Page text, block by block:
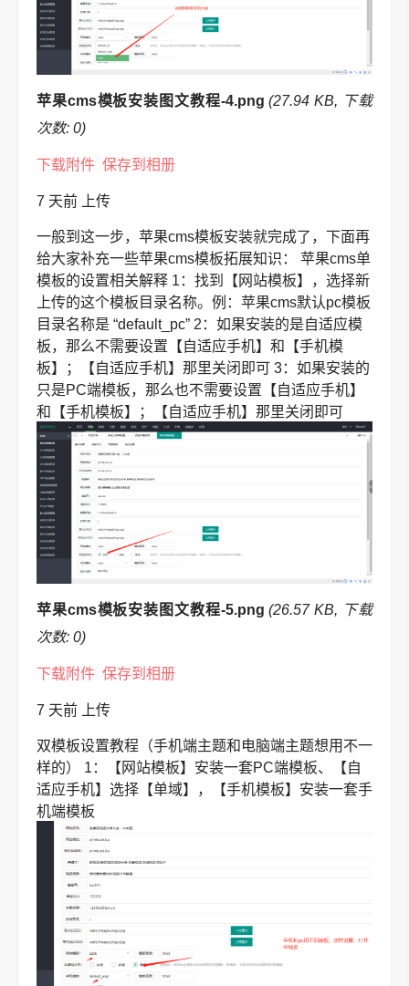
苹果cms模板安装图文教程-4.png (27.94 KB, 下载
次数: 0)
下载附件 保存到相册
7 天前 上传
一般到这一步，苹果cms模板安装就完成了，下面再
给大家补充一些苹果cms模板拓展知识：
苹果cms单
模板的设置相关解释 1：找到【网站模板】，选择新
上传的这个模板目录名称。例：苹果cms默认pc模板
目录名称是 “default_pc” 2：如果安装的是自适应模
板，那么不需要设置【自适应手机】和【手机模
板】；【自适应手机】那里关闭即可 3：如果安装的
只是PC端模板，那么也不需要设置【自适应手机】
和【手机模板】；【自适应手机】那里关闭即可
苹果cms模板安装图文教程-5.png (26.57 KB, 下载
次数: 0)
下载附件 保存到相册
7 天前 上传
双模板设置教程（手机端主题和电脑端主题想用不一
样的）
1：【网站模板】安装一套PC端模板、【自
适应手机】选择【单域】，【手机模板】安装一套手
机端模板